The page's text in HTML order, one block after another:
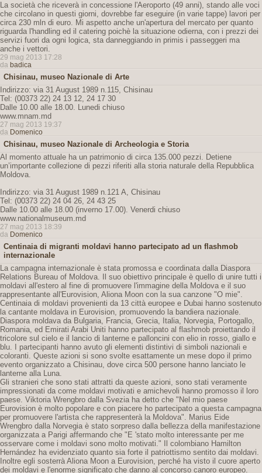
La società che riceverà in concessione l'Aeroporto (49 anni), stando alle voci
che circolano in questi giorni, dovrebbe far eseguire (in varie tappe) lavori per
circa 230 mln di euro. Mi aspetto anche un'apertura del mercato per quanto
riguarda l'handling ed il catering poichè la situazione odierna, con i prezzi dei
servizi fuori da ogni logica, sta danneggiando in primis i passeggeri ma
anche i vettori.
29 mag 2013 17:28
da badica
Chisinau, museo Nazionale di Arte
Indirizzo: via 31 August 1989 n.115, Chisinau
Tel: (00373 22) 24 13 12, 24 17 30
Dalle 10.00 alle 18.00. Lunedi chiuso
www.mnam.md
27 mag 2013 19:37
da Domenico
Chisinau, museo Nazionale di Archeologia e Storia
Al momento attuale ha un patrimonio di circa 135.000 pezzi. Detiene
un’importante collezione di pezzi riferiti alla storia naturale della Repubblica
Moldova.
Indirizzo: via 31 August 1989 n.121 A, Chisinau
Tel: (00373 22) 24 04 26, 24 43 25
Dalle 10.00 alle 18.00 (inverno 17.00). Venerdi chiuso
www.nationalmuseum.md
27 mag 2013 18:39
da Domenico
Centinaia di migranti moldavi hanno partecipato ad un flashmob
internazionale
La campagna internazionale è stata promossa e coordinata dalla Diaspora
Relations Bureau of Moldova. Il suo obiettivo principale è quello di unire tutti i
moldavi all'estero al fine di promuovere l'immagine della Moldova e il suo
rappresentante all'Eurovision, Aliona Moon con la sua canzone "O mie".
Centinaia di moldavi provenienti da 13 città europee e Dubai hanno sostenuto
la cantante moldava in Eurovision, promuovendo la bandiera nazionale.
Diaspora moldava da Bulgaria, Francia, Grecia, Italia, Norvegia, Portogallo,
Romania, ed Emirati Arabi Uniti hanno partecipato al flashmob proiettando il
tricolore sul cielo e il lancio di lanterne e palloncini con elio in rosso, giallo e
blu. I partecipanti hanno avuto gli elementi distintivi di simboli nazionali e
coloranti. Queste azioni si sono svolte esattamente un mese dopo il primo
evento organizzato a Chisinau, dove circa 500 persone hanno lanciato le
lanterne alla Luna.
Gli stranieri che sono stati attratti da queste azioni, sono stati veramente
impressionati da come moldavi motivati ​​e amichevoli hanno promosso il loro
paese. Viktoria Wrengbro dalla Svezia ha detto che "Nel mio paese
Eurovision è molto popolare e con piacere ho partecipato a questa campagna
per promuovere l'artista che rappresenterà la Moldova". Marius Eide
Wrengbro dalla Norvegia è stato sorpreso dalla bellezza della manifestazione
organizzata a Parigi affermando che "E 'stato molto interessante per me
osservare come i moldavi sono molto motivati." Il colombiano Hamilton
Hernández ha evidenziato quanto sia forte il patriottismo sentito dai moldavi.
Inoltre egli sosterrà Aliona Moon a Eurovision, perché ha visto il cuore aperto
dei moldavi e l'enorme significato che danno al concorso canoro europeo.